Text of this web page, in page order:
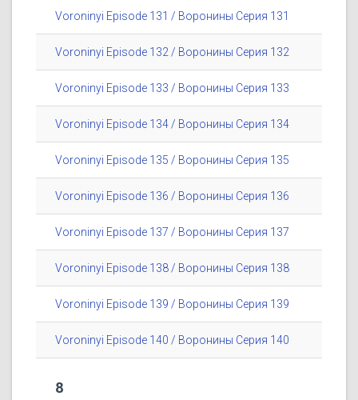
Voroninyi Episode 131 / Воронины Серия 131
Voroninyi Episode 132 / Воронины Серия 132
Voroninyi Episode 133 / Воронины Серия 133
Voroninyi Episode 134 / Воронины Серия 134
Voroninyi Episode 135 / Воронины Серия 135
Voroninyi Episode 136 / Воронины Серия 136
Voroninyi Episode 137 / Воронины Серия 137
Voroninyi Episode 138 / Воронины Серия 138
Voroninyi Episode 139 / Воронины Серия 139
Voroninyi Episode 140 / Воронины Серия 140
8